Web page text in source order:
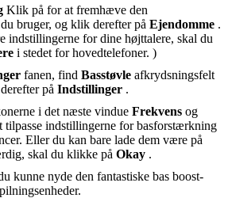
Klik på for at fremhæve den
bruger, og klik derefter på Ejendomme .
indstillingerne for dine højttalere, skal du
i stedet for hovedtelefoner. )
fanen, find Basstøvle afkrydsningsfelt
på Indstillinger .
i det næste vindue Frekvens og
tilpasse indstillingerne for basforstærkning
Eller du kan bare lade dem være på
skal du klikke på Okay .
kunne nyde den fantastiske bas boost-